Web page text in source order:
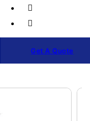
Get A Quote